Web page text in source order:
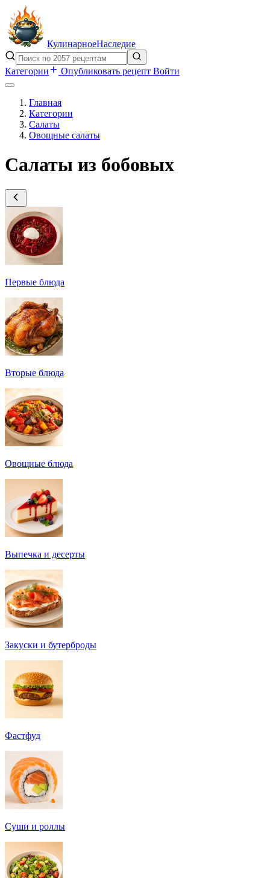
КулинарноеНаследие
Категории Опубликовать рецепт Войти
Главная
Категории
Салаты
Овощные салаты
Салаты из бобовых
Первые блюда
Вторые блюда
Овощные блюда
Выпечка и десерты
Закуски и бутерброды
Фастфуд
Суши и роллы